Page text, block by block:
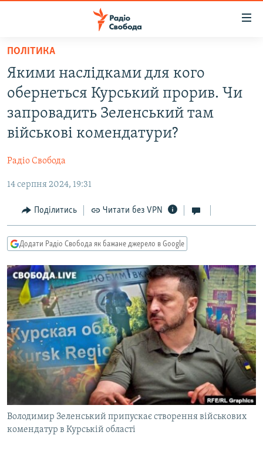
Перейти
основного
матеріалу
Перейти
до
основної
Перейти
до
ВСЕ ЗА ДОБУ
СТАТТІ
ПОЛІТИКА
КУЛЬТУРА
СПОРТ
СВІТ
ВІЙНА
ДОНБАС.РЕАЛІЇ
КРИМ.РЕАЛІЇ
ТИ ЯК?
КИТАЙ.ВИКЛИКИ
МУЛЬТИМЕДІА
ФОТО
СПЕЦПРОЄКТИ
ПОДКАСТИ
КРИМ РЕАЛІЇ
РУС
УКР
КТАТ
ПОЛІТИКА
Якими наслідками для кого
обернеться Курський прорив. Чи
запровадить Зеленський там
військові комендатури?
Радіо Свобода
14 серпня 2024, 19:31
Поділитись Читати без VPN
Додати Радіо Свобода як бажане джерело в Google
Володимир Зеленський припускає створення військових
комендатур в Курській області